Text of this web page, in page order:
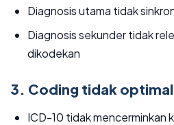
Diagnosis utama tidak
Diagnosis sekunder tidak
dikodekan
3. Coding tidak optimal
ICD-10 tidak mencerminkan